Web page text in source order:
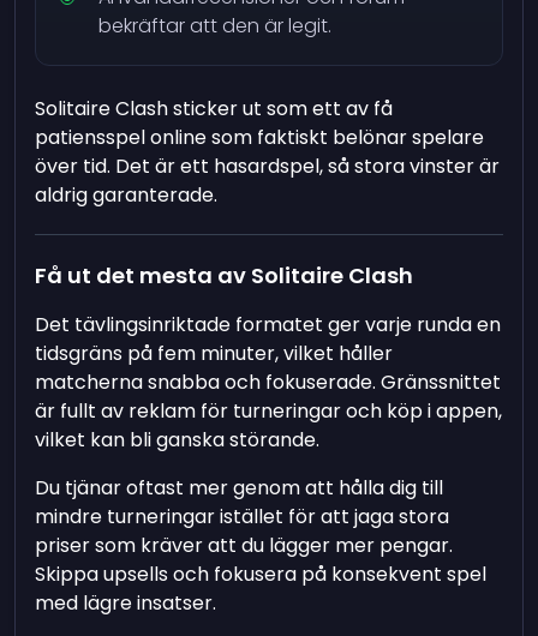
bekräftar att den är legit.
Solitaire Clash sticker ut som ett av få
patiensspel online som faktiskt belönar spelare
över tid. Det är ett hasardspel, så stora vinster är
aldrig garanterade.
Få ut det mesta av Solitaire Clash
Det tävlingsinriktade formatet ger varje runda en
tidsgräns på fem minuter, vilket håller
matcherna snabba och fokuserade. Gränssnittet
är fullt av reklam för turneringar och köp i appen,
vilket kan bli ganska störande.
Du tjänar oftast mer genom att hålla dig till
mindre turneringar istället för att jaga stora
priser som kräver att du lägger mer pengar.
Skippa upsells och fokusera på konsekvent spel
med lägre insatser.